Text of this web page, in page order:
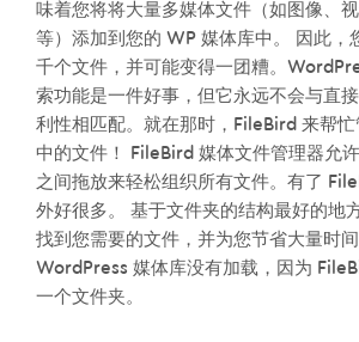
味着您将将大量多媒体文件（如图像、
等）添加到您的 WP 媒体库中。 因此，
千个文件，并可能变得一团糟。
索功能是一件好事，但它永远不会与直
利性相匹配。就在那时，FileBird 来帮
中的文件！ FileBird 媒体文件管理器允
之间拖放来轻松组织所有文件。有了
外好很多。 基于文件夹的结构最好的地
找到您需要的文件，并为您节省大量时
WordPress 媒体库没有加载，因为
一个文件夹。